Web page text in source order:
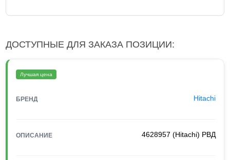
ДОСТУПНЫЕ ДЛЯ ЗАКАЗА ПОЗИЦИИ:
Лучшая цена
БРЕНД Hitachi
ОПИСАНИЕ 4628957 (Hitachi) РВД